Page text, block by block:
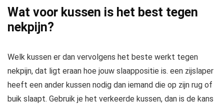
Wat voor kussen is het best tegen
nekpijn?
Welk kussen er dan vervolgens het beste werkt tegen
nekpijn, dat ligt eraan hoe jouw slaappositie is. een zijslaper
heeft een ander kussen nodig dan iemand die op zijn rug of
buik slaapt. Gebruik je het verkeerde kussen, dan is de kans